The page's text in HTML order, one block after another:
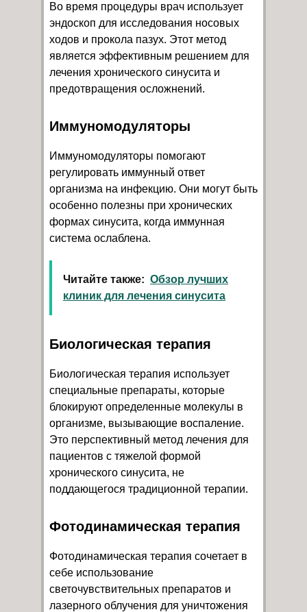
Во время процедуры врач использует
эндоскоп для исследования носовых
ходов и прокола пазух. Этот метод
является эффективным решением для
лечения хронического синусита и
предотвращения осложнений.
Иммуномодуляторы
Иммуномодуляторы помогают
регулировать иммунный ответ
организма на инфекцию. Они могут быть
особенно полезны при хронических
формах синусита, когда иммунная
система ослаблена.
Читайте также: Обзор лучших
клиник для лечения синусита
Биологическая терапия
Биологическая терапия использует
специальные препараты, которые
блокируют определенные молекулы в
организме, вызывающие воспаление.
Это перспективный метод лечения для
пациентов с тяжелой формой
хронического синусита, не
поддающегося традиционной терапии.
Фотодинамическая терапия
Фотодинамическая терапия сочетает в
себе использование
светочувствительных препаратов и
лазерного облучения для уничтожения